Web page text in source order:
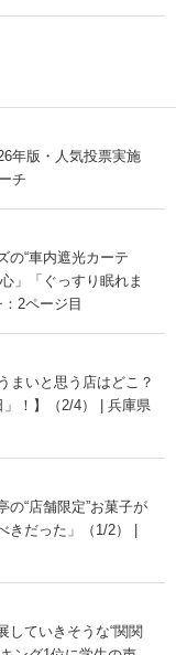
年版・人気投票実施
チ
の“車内遮光カーテ
」「ぐっすり眠れま
2ページ目
いと思う店はどこ？
」！】（2/4） | 兵庫県
の“店舗限定”お菓子が
だった」（1/2） |
していきそうな“関関